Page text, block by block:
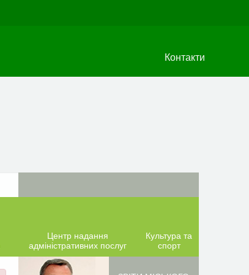
Контакти
Центр надання
адміністративних послуг
Культура та
спорт